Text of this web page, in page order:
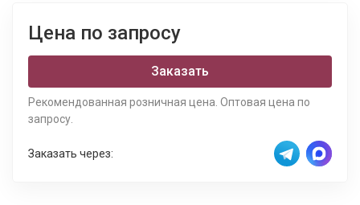
Цена по запросу
Заказать
Рекомендованная розничная цена. Оптовая цена по
запросу.
Заказать через: